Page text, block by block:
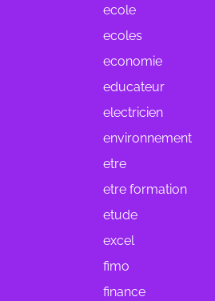
ecole
ecoles
economie
educateur
electricien
environnement
etre
etre formation
etude
excel
fimo
finance